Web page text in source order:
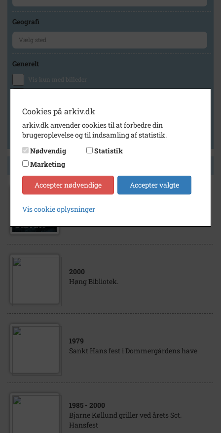
Geografi
Generelt
Vis kun med billeder
Vis kun med lydklip
Vis kun med kilder
Vis kun med geo-tag
Side 1 af 1
Høng Bibliotek.
2000
Høng Bibliotek.
1979
Sankt Hans fest i Dommergårdens have
1985 - 2000
Bjarne Køllund griller ved årets Sct.
Hansfest
Cookies på arkiv.dk
arkiv.dk anvender cookies til at forbedre din
brugeroplevelse og til indsamling af statistik.
Nødvendig
Statistik
Marketing
Accepter nødvendige Accepter valgte
Vis cookie oplysninger